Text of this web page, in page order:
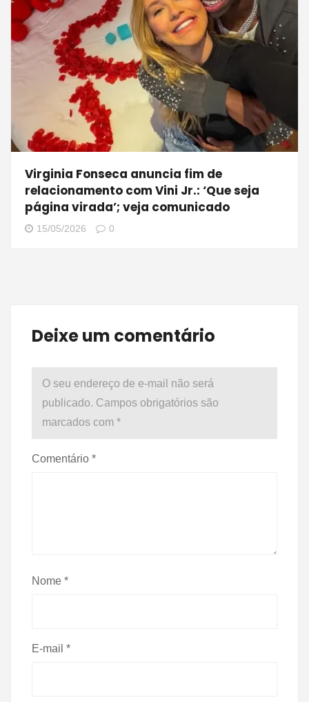
Virginia Fonseca anuncia fim de
relacionamento com Vini Jr.: ‘Que seja
página virada’; veja comunicado
15/05/2026 0
Deixe um comentário
O seu endereço de e-mail não será
publicado. Campos obrigatórios são
marcados com *
Comentário *
Nome *
E-mail *